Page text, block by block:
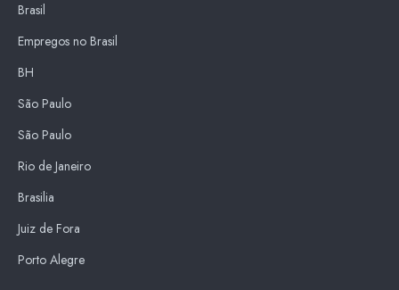
Brasil
Empregos no Brasil
BH
São Paulo
São Paulo
Rio de Janeiro
Brasilia
Juiz de Fora
Porto Alegre